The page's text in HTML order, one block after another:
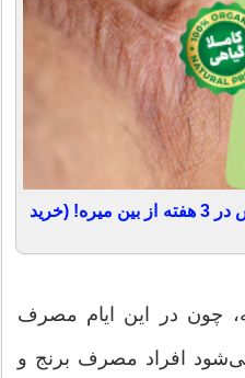
جای هر زخم و بخیه با این روش در 3 هفته از بین میره! (خرید
چون در این ایام مصرف
افراد مصرف برنج و